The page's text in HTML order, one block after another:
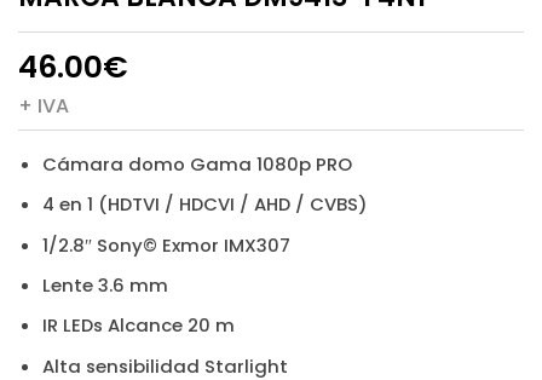
46.00€
+ IVA
Cámara domo Gama 1080p PRO
4 en 1 (HDTVI / HDCVI / AHD / CVBS)
1/2.8″ Sony© Exmor IMX307
Lente 3.6 mm
IR LEDs Alcance 20 m
Alta sensibilidad Starlight